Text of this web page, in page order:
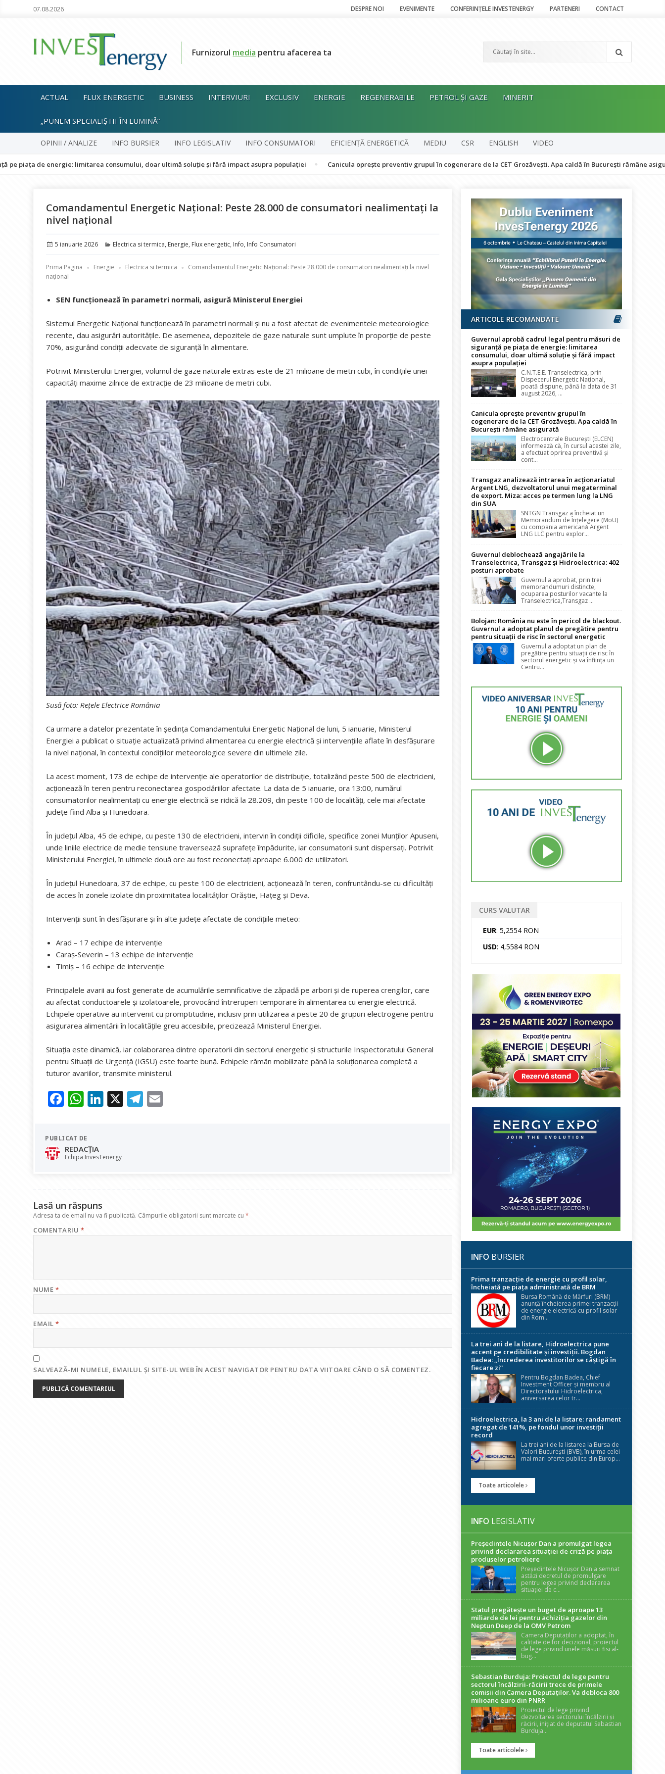
07.08.2026 DESPRE NOI EVENIMENTE CONFERINȚELE INVESTENERGY PARTENERI CONTACT
Furnizorul media pentru afacerea ta
ACTUAL FLUX ENERGETIC BUSINESS INTERVIURI EXCLUSIV ENERGIE REGENERABILE PETROL ȘI GAZE MINERIT
„PUNEM SPECIALIȘTII ÎN LUMINĂ”
OPINII / ANALIZE INFO BURSIER INFO LEGISLATIV INFO CONSUMATORI EFICIENȚĂ ENERGETICĂ MEDIU CSR ENGLISH VIDEO
energie: limitarea consumului, doar ultimă soluție și fără impact asupra populației Canicula oprește preventiv grupul în cogenerare de la CET Grozăvești. Apa caldă în București rămâne asigurată
Comandamentul Energetic Național: Peste 28.000 de consumatori nealimentați la
nivel național
Publicat
5 ianuarie 2026 Categorii
Electrica si termica, Energie, Flux energetic, Info, Info Consumatori
Prima Pagina Energie Electrica si termica
Comandamentul Energetic Național: Peste 28.000 de consumatori nealimentați la nivel
național
SEN funcționează în parametri normali, asigură Ministerul Energiei
Sistemul Energetic Național funcționează în parametri normali și nu a fost afectat de evenimentele meteorologice
recente, dau asigurări autoritățile. De asemenea, depozitele de gaze naturale sunt umplute în proporție de peste
70%, asigurând condiții adecvate de siguranță în alimentare.
Potrivit Ministerului Energiei, volumul de gaze naturale extras este de 21 milioane de metri cubi, în condițiile unei
capacități maxime zilnice de extracție de 23 milioane de metri cubi.
Susă foto: Rețele Electrice România
Ca urmare a datelor prezentate în ședința Comandamentului Energetic Național de luni, 5 ianuarie, Ministerul
Energiei a publicat o situație actualizată privind alimentarea cu energie electrică și intervențiile aflate în desfășurare
la nivel național, în contextul condițiilor meteorologice severe din ultimele zile.
La acest moment, 173 de echipe de intervenție ale operatorilor de distribuție, totalizând peste 500 de electricieni,
acționează în teren pentru reconectarea gospodăriilor afectate. La data de 5 ianuarie, ora 13:00, numărul
consumatorilor nealimentați cu energie electrică se ridică la 28.209, din peste 100 de localități, cele mai afectate
județe fiind Alba și Hunedoara.
În județul Alba, 45 de echipe, cu peste 130 de electricieni, intervin în condiții dificile, specifice zonei Munților Apuseni,
unde liniile electrice de medie tensiune traversează suprafețe împădurite, iar consumatorii sunt dispersați. Potrivit
Ministerului Energiei, în ultimele două ore au fost reconectați aproape 6.000 de utilizatori.
În județul Hunedoara, 37 de echipe, cu peste 100 de electricieni, acționează în teren, confruntându-se cu dificultăți
de acces în zonele izolate din proximitatea localităților Orăștie, Hațeg și Deva.
Intervenții sunt în desfășurare și în alte județe afectate de condițiile meteo:
Arad – 17 echipe de intervenție
Caraș-Severin – 13 echipe de intervenție
Timiș – 16 echipe de intervenție
Principalele avarii au fost generate de acumulările semnificative de zăpadă pe arbori și de ruperea crengilor, care
au afectat conductoarele și izolatoarele, provocând întreruperi temporare în alimentarea cu energie electrică.
Echipele operative au intervenit cu promptitudine, inclusiv prin utilizarea a peste 20 de grupuri electrogene pentru
asigurarea alimentării în localitățile greu accesibile, precizează Ministerul Energiei.
Situația este dinamică, iar colaborarea dintre operatorii din sectorul energetic și structurile Inspectoratului General
pentru Situații de Urgență (IGSU) este foarte bună. Echipele rămân mobilizate până la soluționarea completă a
tuturor avariilor, transmite ministerul.
F
e
b
o
W
at
s
A
Li
dI
X T
PUBLICAT DE
REDACȚIA
Echipa InvesTenergy
Lasă un răspuns
Adresa ta de email nu va fi publicată. Câmpurile obligatorii sunt marcate cu*
COMENTARIU *
NUME *
EMAIL*
SALVEAZĂ-MI NUMELE, EMAILUL ȘI SITE-UL WEB ÎN ACEST NAVIGATOR PENTRU DATA VIITOARE CÂND O SĂ COMENTEZ.
ARTICOLE RECOMANDATE
Guvernul aprobă cadrul legal pentru măsuri de
siguranță pe piața de energie: limitarea
consumului, doar ultimă soluție și fără impact
asupra populației
C.N.T.E.E. Transelectrica, prin
Dispecerul Energetic Național,
poată dispune, până la data de 31
august 2026, ...
Canicula oprește preventiv grupul în
cogenerare de la CET Grozăvești. Apa caldă în
București rămâne asigurată
Electrocentrale București (ELCEN)
informează că, în cursul acestei zile,
a efectuat oprirea preventivă și
cont...
Transgaz analizează intrarea în acționariatul
Argent LNG, dezvoltatorul unui megaterminal
de export. Miza: acces pe termen lung la LNG
din SUA
SNTGN Transgaz a încheiat un
Memorandum de Înțelegere (MoU)
cu compania americană Argent
LNG LLC pentru explor...
Guvernul deblochează angajările la
Transelectrica, Transgaz și Hidroelectrica: 402
posturi aprobate
Guvernul a aprobat, prin trei
memorandumuri distincte,
ocuparea posturilor vacante la
Transelectrica,Transgaz ...
Bolojan: România nu este în pericol de blackout.
Guvernul a adoptat planul de pregătire pentru
pentru situații de risc în sectorul energetic
Guvernul a adoptat un plan de
pregătire pentru situații de risc în
sectorul energetic și va înființa un
Centru...
CURS VALUTAR
EUR: 5,2554 RON
USD: 4,5584 RON
INFO BURSIER
Prima tranzacție de energie cu profil solar,
încheiată pe piața administrată de BRM
Bursa Română de Mărfuri (BRM)
anunță încheierea primei tranzacții
de energie electrică cu profil solar
din Rom...
La trei ani de la listare, Hidroelectrica pune
accent pe credibilitate și investiții. Bogdan
Badea: „Încrederea investitorilor se câștigă în
fiecare zi”
Pentru Bogdan Badea, Chief
Investment Officer și membru al
Directoratului Hidroelectrica,
aniversarea celor tr...
Hidroelectrica, la 3 ani de la listare: randament
agregat de 141%, pe fondul unor investiții
record
La trei ani de la listarea la Bursa de
Valori București (BVB), în urma celei
mai mari oferte publice din Europ...
Toate articolele
INFO LEGISLATIV
Președintele Nicuşor Dan a promulgat legea
privind declararea situaţiei de criză pe piaţa
produselor petroliere
Președintele Nicușor Dan a semnat
astăzi decretul de promulgare
pentru legea privind declararea
situației de c...
Statul pregătește un buget de aproape 13
miliarde de lei pentru achiziția gazelor din
Neptun Deep de la OMV Petrom
Camera Deputaților a adoptat, în
calitate de for decizional, proiectul
de lege privind unele măsuri fiscal-
bug...
Sebastian Burduja: Proiectul de lege pentru
sectorul încălzirii-răcirii trece de primele
comisii din Camera Deputaților. Va debloca 800
milioane euro din PNRR
Proiectul de lege privind
dezvoltarea sectorului încălzirii și
răcirii, inițiat de deputatul Sebastian
Burduja...
Toate articolele